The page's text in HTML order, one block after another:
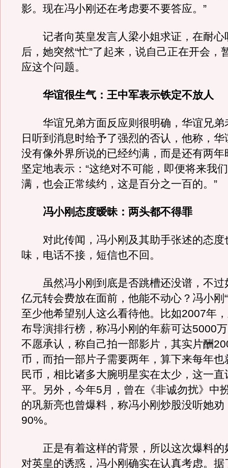
影。现在冯小刚还在考虑要不要答应。”
记者向英皇发言人梁小姐求证，在耐心
后，她突然“忙”了起来，说自己正在开会，
应这个问题。
华谊很生气：王中军表示铁定不放人
华谊兄弟方面反应则很明确，华谊兄弟
日听到消息时给予了强烈的否认，他称，
没有像外界所说的已经约满，而是还有两年
坚定地表示：“这绝对不可能，即便将来我
满，也会正常续约，这是百分之一百的。”
冯小刚态度暧昧：两头都不得罪
对此传闻，冯小刚及其助手张述的态度
味，电话不接，短信也不回。
虽然冯小刚到底是否跳槽还没谱，不过
亿元转会费放在面前，他能不动心？冯小刚
至少他希望别人这么看待他。比如2007年
布导演排行榜，称冯小刚的年薪可达5000
不愿承认，称自己拍一部影片，其实片酬
币，而拍一部片子需要两年，算下来每年
民币，相比诸多大腕明星实在太少，这一直
平。另外，今年5月，曾在《非诚勿扰》中
的巩新亮也曾爆料，称冯小刚炒股没听她劝
90%。
正是有着这样的背景，所以这次爆料的
对英皇的诱惑，冯小刚确实在认真考虑。